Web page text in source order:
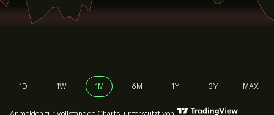
1D 1W 1M 6M 1Y 3Y MAX